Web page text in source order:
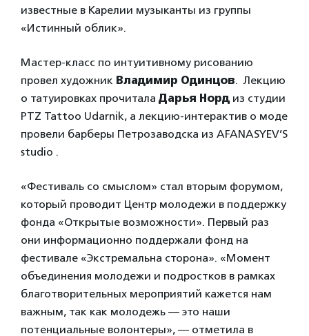
известные в Карелии музыканты из группы
«Истинный облик».
Мастер-класс по интуитивному рисованию
провел художник Владимир Одинцов. Лекцию
о татуировках прочитала Дарья Норд из студии
PTZ Tattoo Udarnik, а лекцию-интерактив о моде
провели барберы Петрозаводска из AFANASYEV’S
studio .
«Фестиваль со смыслом» стал вторым форумом,
который проводит Центр молодежи в поддержку
фонда «Открытые возможности». Первый раз
они информационно поддержали фонд на
фестивале «Экстремальна сторона». «Момент
объединения молодежи и подростков в рамках
благотворительных мероприятий кажется нам
важным, так как молодежь — это наши
потенциальные волонтеры», — отметила в